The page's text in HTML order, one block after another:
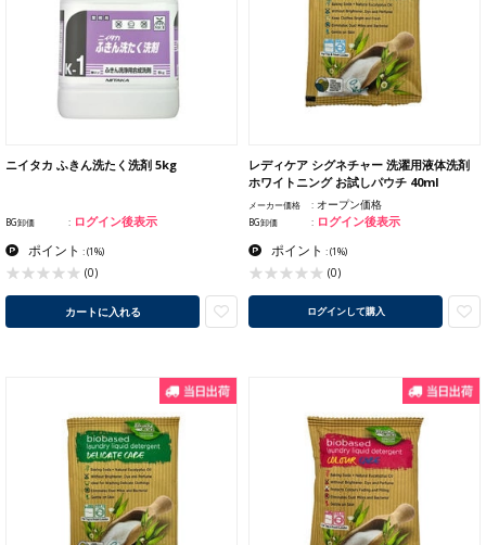
ニイタカ ふきん洗たく洗剤 5kg
BG卸価 ログイン後表示
ポイント :(1%)
(0)
カートに入れる
レディケア シグネチャー 洗濯用液体洗剤
ホワイトニング お試しパウチ 40ml
メーカー価格 オープン価格
BG卸価 ログイン後表示
ポイント :(1%)
(0)
ログインして購入